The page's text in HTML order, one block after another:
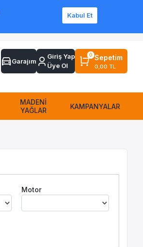
Garajım
Giriş Yap
Üye Ol
0 Sepetim
0,00 TL
MADENİ
YAĞLAR
KAMPANYALAR
Motor
Kabul Et